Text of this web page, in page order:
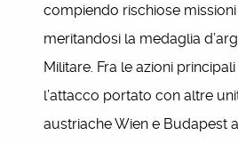
compiendo rischiose
meritandosi la medaglia
Militare. Fra le azioni
l’attacco portato con altre
austriache Wien e Budapest